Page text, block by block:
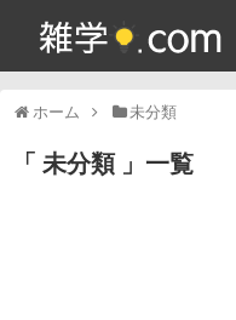
ホーム 未分類
未分類 一覧